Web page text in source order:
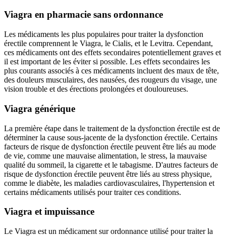
Viagra en pharmacie sans ordonnance
Les médicaments les plus populaires pour traiter la dysfonction
érectile comprennent le Viagra, le Cialis, et le Levitra. Cependant,
ces médicaments ont des effets secondaires potentiellement graves et
il est important de les éviter si possible. Les effets secondaires les
plus courants associés à ces médicaments incluent des maux de tête,
des douleurs musculaires, des nausées, des rougeurs du visage, une
vision trouble et des érections prolongées et douloureuses.
Viagra générique
La première étape dans le traitement de la dysfonction érectile est de
déterminer la cause sous-jacente de la dysfonction érectile. Certains
facteurs de risque de dysfonction érectile peuvent être liés au mode
de vie, comme une mauvaise alimentation, le stress, la mauvaise
qualité du sommeil, la cigarette et le tabagisme. D'autres facteurs de
risque de dysfonction érectile peuvent être liés au stress physique,
comme le diabète, les maladies cardiovasculaires, l'hypertension et
certains médicaments utilisés pour traiter ces conditions.
Viagra et impuissance
Le Viagra est un médicament sur ordonnance utilisé pour traiter la